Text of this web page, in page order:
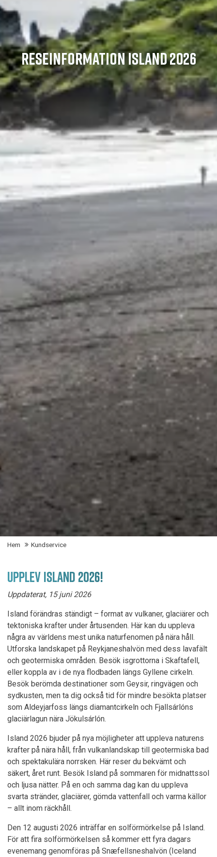
RESEINFORMATION ISLAND 2026
Hem Kundservice
UPPLEV ISLAND 2026!
Uppdaterat, 15 juni 2026
Island förändras ständigt – format av vulkaner, glaciärer och
tektoniska krafter under årtusenden. Här kan du uppleva
några av världens mest unika naturfenomen på nära håll.
Utforska landskapet på Reykjaneshalvön med dess lavafält
och geotermiska områden. Besök isgrottorna i Skaftafell,
eller koppla av i de nya flodbaden längs Gyllene cirkeln.
Besök berömda destinationer som Geysir, ringvägen och
sydkusten, men ta dig också tid för mindre besökta platser
som Aldeyjarfoss längs diamantcirkeln och Fjallsárlóns
glaciärlagun nära Jökulsárlón.
Island 2026 bjuder på nya möjligheter att uppleva naturens
krafter på nära håll, från vulkanlandskap till geotermiska bad
och spektakulära norrsken. Här reser du bekvämt och
säkert, året runt. Besök Island på sommaren för midnattssol
och ljusa nätter. På en och samma dag kan du uppleva
svarta stränder, glaciärer, gömda vattenfall och varma källor
– allt inom räckhåll.
Den 12 augusti 2026 inträffar en solförmörkelse på Island.
För att fira solförmörkelsen så kommer ett fyra dagars
evenemang genomföras på Snæfellsneshalvön (Iceland